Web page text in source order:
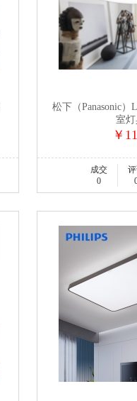
松下（Panasonic
室
￥
成交
0